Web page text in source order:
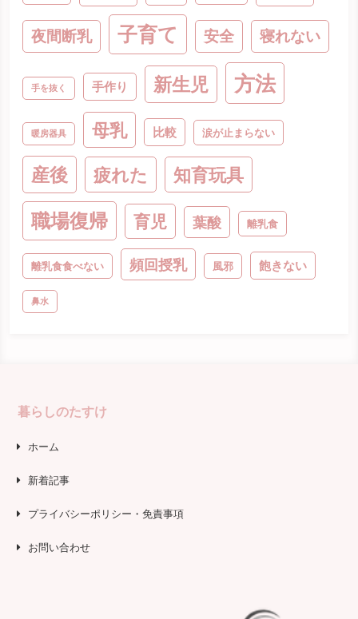
夜間断乳 子育て 安全 寝れない
手を抜く 手作り 新生児 方法
暖房器具 母乳 比較 涙が止まらない
産後 疲れた 知育玩具
職場復帰 育児 葉酸 離乳食
離乳食食べない 頻回授乳 風邪 飽きない
鼻水
暮らしのたすけ
ホーム
新着記事
プライバシーポリシー・免責事項
お問い合わせ